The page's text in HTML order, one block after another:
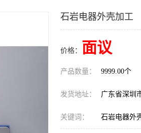
石岩电器外壳加工
价格： 面议
产品数量： 9999.00个
发货地址： 广东省深圳
关键词： 石岩电器外